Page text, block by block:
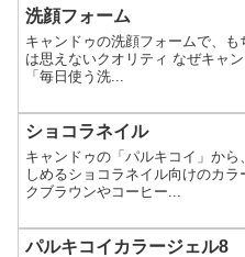
洗顔フォーム
キャンドゥの洗顔フォームで、
は思えないクオリティ なぜキャ
「毎日使う洗...
ショコラネイル
キャンドゥの「パルキコイ」か
しめるショコラネイル向けのカ
クブラウンやコーヒー...
パルキコイカラージェル8